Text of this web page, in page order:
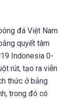
đá Việt Nam
quyết tâm
Indonesia 0-
rút, tạo ra viễn
thức ở bảng
trong đó có